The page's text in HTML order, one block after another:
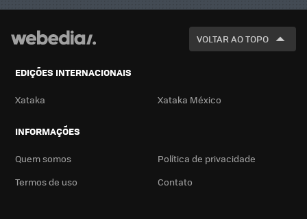
VOLTAR AO TOPO
EDIÇÕES INTERNACIONAIS
Xataka Xataka México
INFORMAÇÕES
Quem somos
Política de privacidade
Termos de uso
Contato